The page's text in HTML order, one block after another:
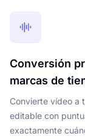
Conversión
marcas de
Convierte vídeo a
editable con
exactamente